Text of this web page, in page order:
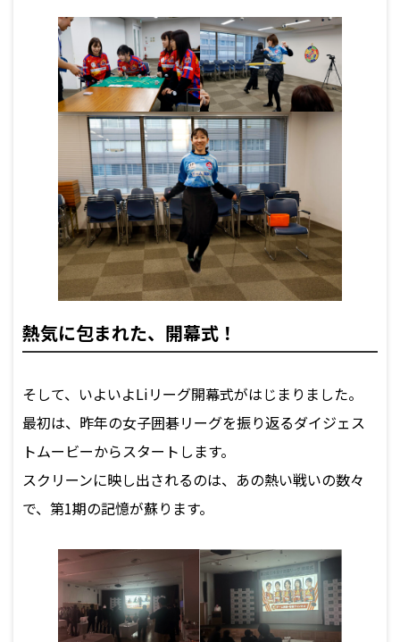
熱気に包まれた、開幕式！
そして、いよいよLiリーグ開幕式がはじまりました。
最初は、昨年の女子囲碁リーグを振り返るダイジェス
トムービーからスタートします。
スクリーンに映し出されるのは、あの熱い戦いの数々
で、第1期の記憶が蘇ります。